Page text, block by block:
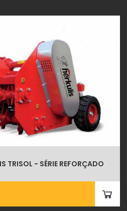
TRISOL - SÉRIE REFORÇADO